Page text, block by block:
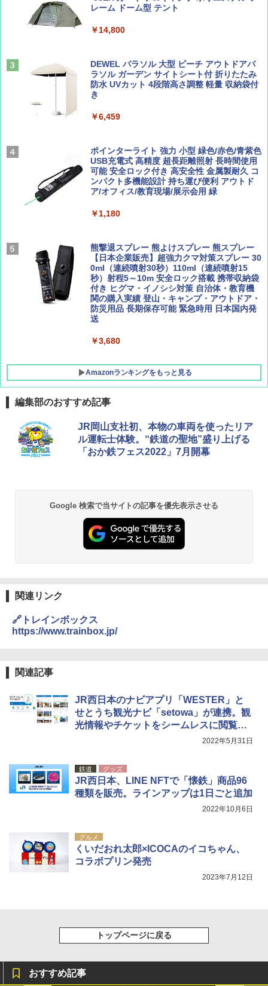
山と溪谷 2026年8月号「南アルプス大全」
￥1,540
￥1,540
AIRLINE（エアライン）2026年9月号【特
￥1,760
￥2,695
僕が見た未来【完全版】
￥0
球の歩き方A ヨーロッパ
￥2,479
A26 地球の歩き方 チェコ ポーランド スロヴ
￥2,277
PYKES PEAK (パイクスピーク) 着替えテン
人用 折りたたみ 防災グッズ 災害用トイレ ビ
￥4,980
テント ワンタッチ RENEW 幅200 2-3人用 43
￥5,999
[キャンパーズコレクション 山善] 傘みたいに
広げるだけ パッとサッとテント ブラックコ
簡単設置 ポップアップテント エクルベージ
￥9,990
[キャンパーズコレクション 山善] 傘みたいに
広げるだけ パッとサッとテント キューブワ
イド ブラックコーティング フルクローズ メ
ッシュ 4人用 簡単設置 ポップアップテント P
ATCW-150B エクルベージュ
￥-
レーム ドーム型 テント
￥14,800
DEWEL パラソル 大型 ビーチ アウトドアパ
ラソル ガーデン サイトシート付 折りたたみ
防水 UVカット 4段階高さ調整 軽量 収納袋付
き
￥6,459
ポインターライト 強力 小型 緑色/赤色/青紫色
USB充電式 高精度 超長距離照射 長時間使用
可能 安全ロック付き 高安全性 金属製耐久 コ
ンパクト多機能設計 持ち運び便利 アウトド
ア/オフィス/教育現場/展示会用 緑
￥1,180
熊撃退スプレー 熊よけスプレー 熊スプレー
【日本企業販売】超強力クマ対策スプレー 30
0ml（連続噴射30秒）110ml（連続噴射15
秒）射程5～10m 安全ロック搭載 携帯収納袋
付き ヒグマ・イノシシ対策 自治体・教育機
関の購入実績 登山・キャンプ・アウトドア・
防災用品 長期保存可能 緊急時用 日本国内発
送
￥3,680
Amazonランキングをもっと見る
編集部のおすすめ記事
JR岡山支社初、本物の車両を使ったリア
ル運転士体験。“鉄道の聖地”盛り上げる
「おか鉄フェス2022」7月開幕
Google 検索で当サイトの記事を優先表示させる
関連リンク
🔗トレインボックス
https://www.trainbox.jp/
関連記事
JR西日本のナビアプリ「WESTER」と
せとうち観光ナビ「setowa」が連携。観
光情報やチケットをシームレスに閲覧・
2022年5月31日
鉄道 グッズ
JR西日本、LINE NFTで「懐鉄」商品96
種類を販売。ラインアップは1日ごと追加
2022年10月6日
グルメ
くいだおれ太郎×ICOCAのイコちゃん、
コラボプリン発売
2023年7月12日
トップページに戻る
おすすめ記事